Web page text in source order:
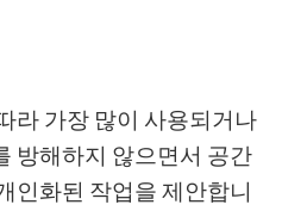
라 가장 많이 사용되거나
방해하지 않으면서 공간
인화된 작업을 제안합니